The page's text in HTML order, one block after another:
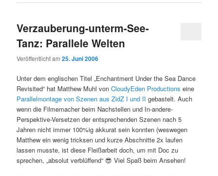
Verzauberung-unterm-See-
Tanz: Parallele Welten
Veröffentlicht am25. Juni 2006
Unter dem englischen Titel „Enchantment Under the Sea Dance
Revisited“ hat Matthew Muhl vonCloudyEden Productions eine
Parallelmontage von Szenen aus ZidZ I und II gebastelt. Auch
wenn die Filmemacher beim Nachstellen und In-andere-
Perspektive-Versetzen der entsprechenden Szenen nach 5
Jahren nicht immer 100%ig akkurat sein konnten (weswegen
Matthew ein wenig tricksen und kurze Abschnitte 2x laufen
lassen musste, ist diese Fleißarbeit doch, um mit Doc zu
sprechen, „absolut verblüffend“ 😎 Viel Spaß beim Ansehen!